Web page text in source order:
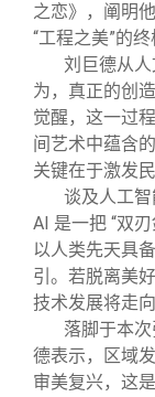
之恋》，阐明
“工程之美”的终
刘巨德从
为，真正的创
觉醒，这一过
间艺术中蕴含
关键在于激发
谈及人工智
AI 是一把 “双
以人类先天具
引。若脱离美
技术发展将走
落脚于本
德表示，区域
审美复兴，这